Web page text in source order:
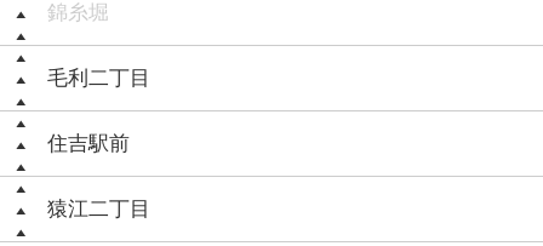
錦糸堀
毛利二丁目
住吉駅前
猿江二丁目